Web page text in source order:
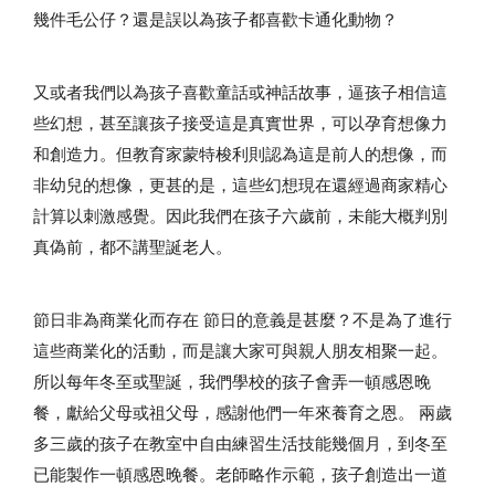
幾件毛公仔？還是誤以為孩子都喜歡卡通化動物？
又或者我們以為孩子喜歡童話或神話故事，逼孩子相信這
些幻想，甚至讓孩子接受這是真實世界，可以孕育想像力
和創造力。但教育家蒙特梭利則認為這是前人的想像，而
非幼兒的想像，更甚的是，這些幻想現在還經過商家精心
計算以刺激感覺。因此我們在孩子六歲前，未能大概判別
真偽前，都不講聖誕老人。
節日非為商業化而存在 節日的意義是甚麼？不是為了進行
這些商業化的活動，而是讓大家可與親人朋友相聚一起。
所以每年冬至或聖誕，我們學校的孩子會弄一頓感恩晚
餐，獻給父母或祖父母，感謝他們一年來養育之恩。 兩歲
多三歲的孩子在教室中自由練習生活技能幾個月，到冬至
已能製作一頓感恩晚餐。老師略作示範，孩子創造出一道